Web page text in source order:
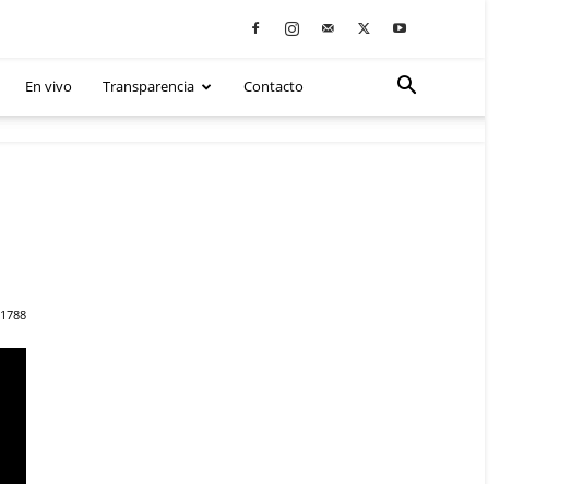
En vivo Transparencia Contacto
1788